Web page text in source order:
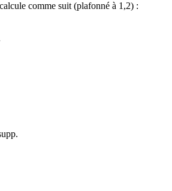
comme suit (plafonné à 1,2) :